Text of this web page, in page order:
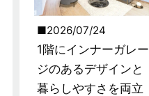
2026/07/24
1階にインナーガレー
ジのあるデザインと
暮らしやすさを両立